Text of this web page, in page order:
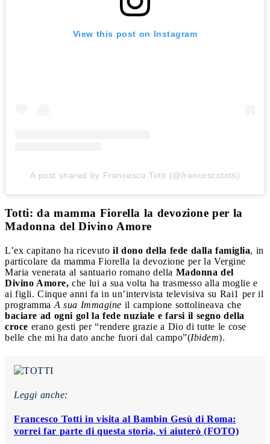
View this post on Instagram
A post shared by Francesco Totti (@francescototti)
Totti: da mamma Fiorella la devozione per la
Madonna del Divino Amore
L’ex capitano ha ricevuto il dono della fede dalla famiglia, in
particolare da mamma Fiorella la devozione per la Vergine
Maria venerata al santuario romano della Madonna del
Divino Amore, che lui a sua volta ha trasmesso alla moglie e
ai figli. Cinque anni fa in un’intervista televisiva su Rai1 per il
programma A sua Immagine il campione sottolineava che
baciare ad ogni gol la fede nuziale e farsi il segno della
croce erano gesti per “rendere grazie a Dio di tutte le cose
belle che mi ha dato anche fuori dal campo”(Ibidem).
Leggi anche:
Francesco Totti in visita al Bambin Gesù di Roma:
vorrei far parte di questa storia, vi aiuterò (FOTO)